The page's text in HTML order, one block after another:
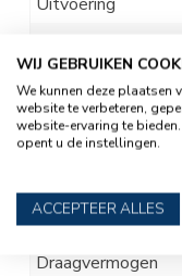
Opblaasbare kiel
Lengte
Breedte
Diameter drijver
Draagvermogen
WIJ GEBRUIKEN
We kunnen deze plaatsen
website te verbeteren,
website-ervaring te
opent u de instellingen.
ACCEPTEER ALLES